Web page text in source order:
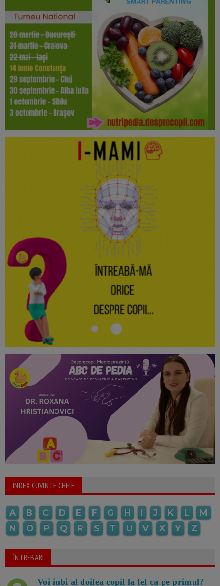
INDEX CUVINTE CHEIE
A B C D E F G H I J K L
M
N
O P Q R S T U V X Y Z
ÎNTREBARI
Voi iubi al doilea copil la fel ca pe primul?